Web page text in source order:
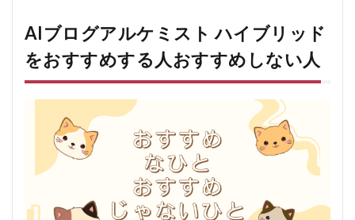
AIブログアルケミスト ハイブリッド
をおすすめする人おすすめしない人